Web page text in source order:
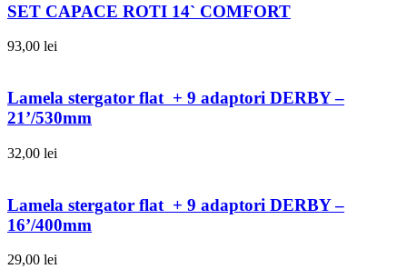
SET CAPACE ROTI 14` COMFORT
93,00 lei
Lamela stergator flat + 9 adaptori DERBY –
21’/530mm
32,00 lei
Lamela stergator flat + 9 adaptori DERBY –
16’/400mm
29,00 lei